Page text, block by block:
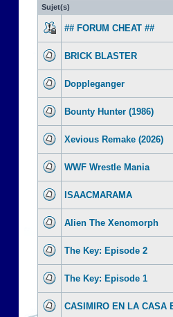
Sujet(s)
## FORUM CHEAT ##
BRICK BLASTER
Doppleganger
Bounty Hunter (1986)
Xevious Remake (2026)
WWF Wrestle Mania
ISAACMARAMA
Alien The Xenomorph
The Key: Episode 2
The Key: Episode 1
CASIMIRO EN LA CASA